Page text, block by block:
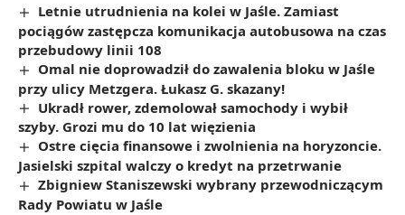
Letnie utrudnienia na kolei w Jaśle. Zamiast
pociągów zastępcza komunikacja autobusowa na czas
przebudowy linii 108
Omal nie doprowadził do zawalenia bloku w Jaśle
przy ulicy Metzgera. Łukasz G. skazany!
Ukradł rower, zdemolował samochody i wybił
szyby. Grozi mu do 10 lat więzienia
Ostre cięcia finansowe i zwolnienia na horyzoncie.
Jasielski szpital walczy o kredyt na przetrwanie
Zbigniew Staniszewski wybrany przewodniczącym
Rady Powiatu w Jaśle